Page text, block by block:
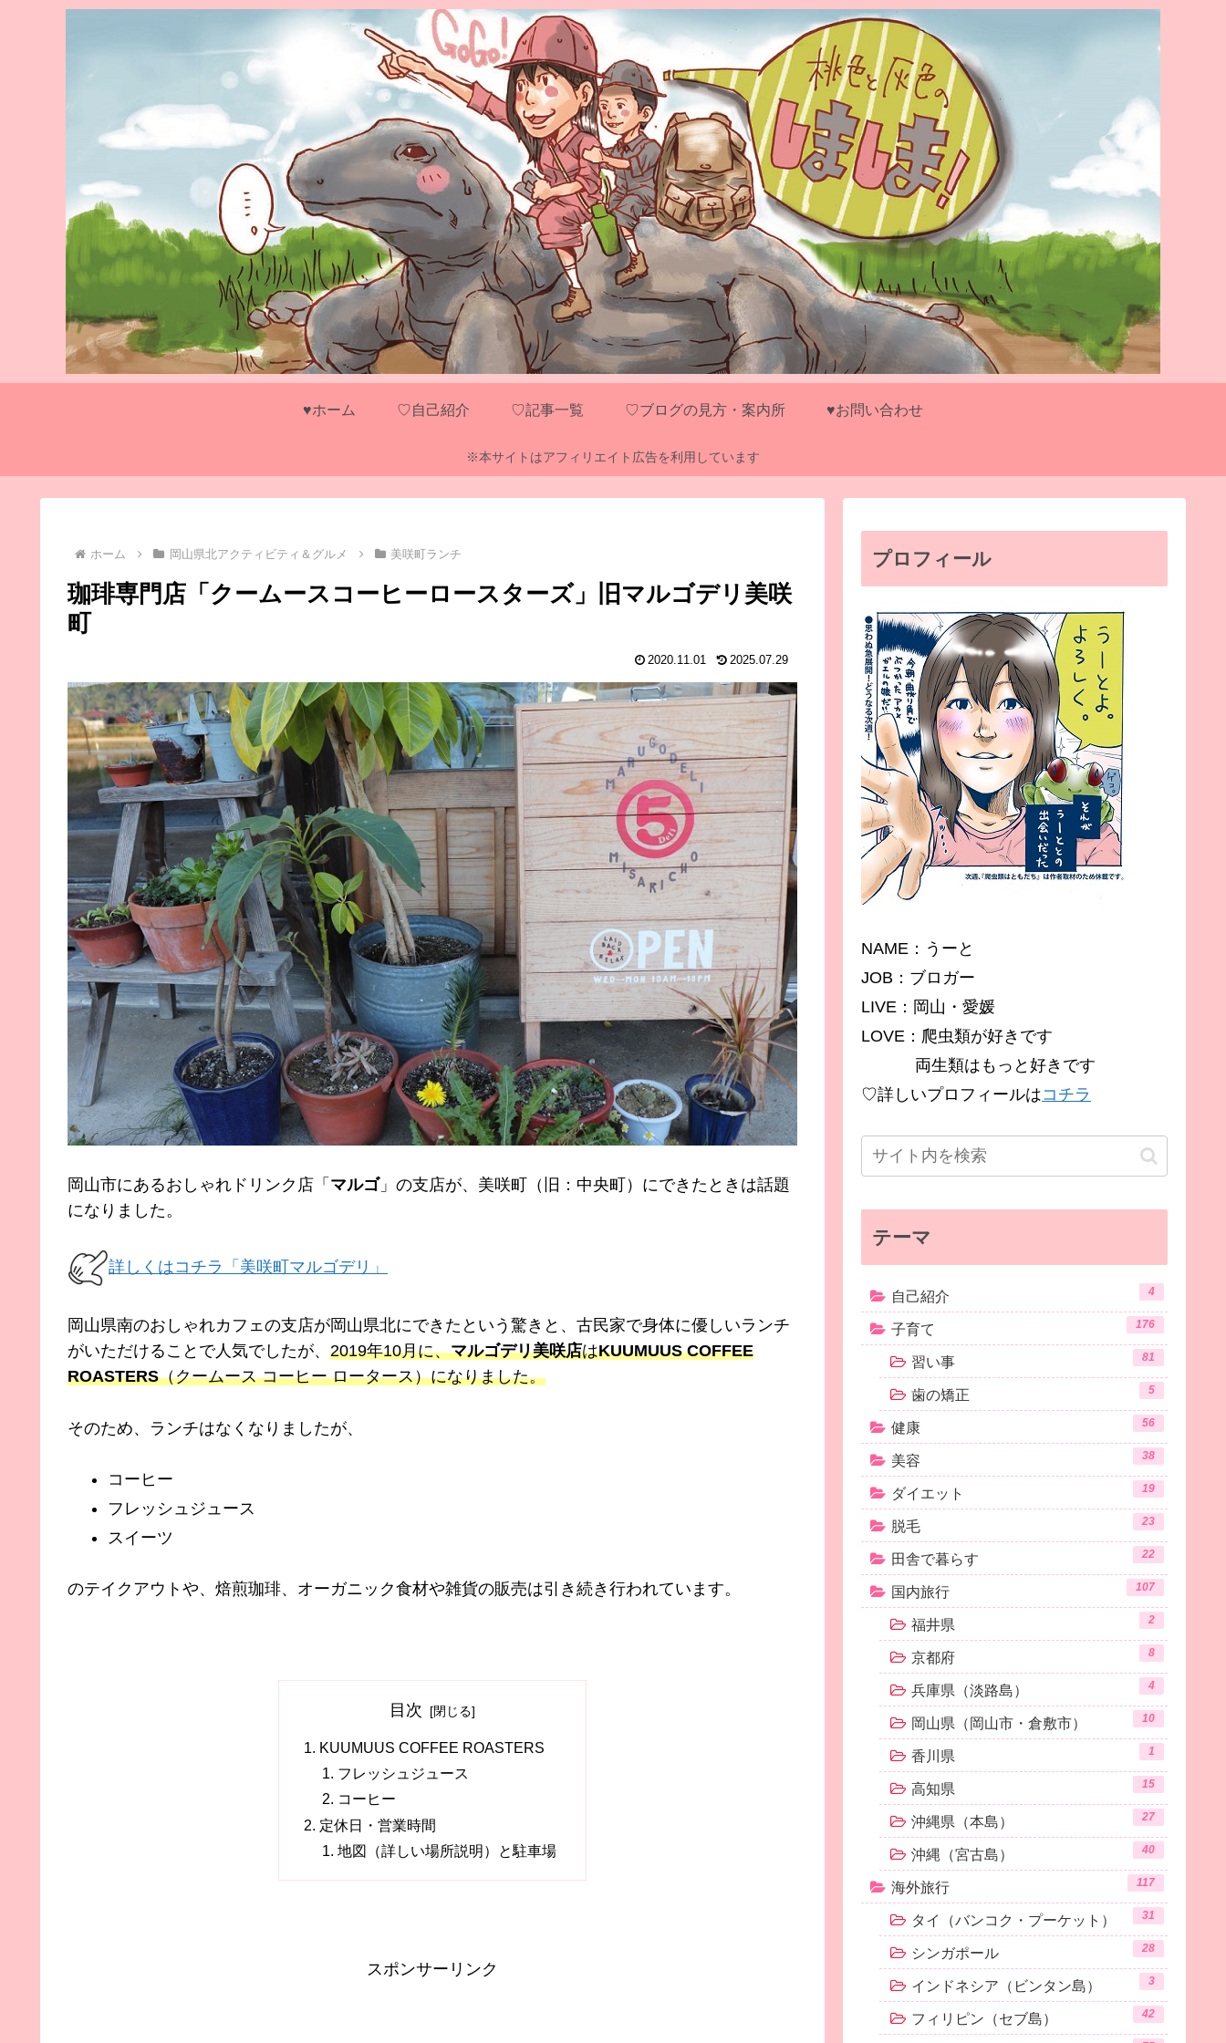
♥ホーム ♡自己紹介 ♡記事一覧 ♡ブログの見方・案内所 ♥お問い合わせ
※本サイトはアフィリエイト広告を利用しています
ホーム 岡山県北アクティビティ＆グルメ 美咲町ランチ
珈琲専門店「クームースコーヒーロースターズ」旧マルゴデリ美咲
町
2020.11.01 2025.07.29
岡山市にあるおしゃれドリンク店「 マルゴ」の支店が、美咲町（旧：中央町）にできたときは話題
になりました。
詳しくはコチラ「美咲町マルゴデリ」
岡山県南のおしゃれカフェの支店が岡山県北にできたという驚きと、古民家で身体に優しいランチ
がいただけることで人気でしたが、 2019年10月に、マルゴデリ美咲店はKUUMUUS COFFEE
ROASTERS（クームース コーヒー ロータース）になりました。
そのため、ランチはなくなりましたが、
コーヒー
フレッシュジュース
スイーツ
のテイクアウトや、焙煎珈琲、オーガニック食材や雑貨の販売は引き続き行われています。
目次
KUUMUUS COFFEE ROASTERS
フレッシュジュース
コーヒー
定休日・営業時間
地図（詳しい場所説明）と駐車場
スポンサーリンク
プロフィール
NAME：うーと
JOB：ブロガー
LIVE：岡山・愛媛
LOVE：爬虫類が好きです
両生類はもっと好きです
♡詳しいプロフィールはコチラ
テーマ
自己紹介 4
子育て 176
習い事 81
歯の矯正 5
健康 56
美容 38
ダイエット 19
脱毛 23
田舎で暮らす 22
国内旅行 107
福井県 2
京都府 8
兵庫県（淡路島） 4
岡山県（岡山市・倉敷市） 10
香川県 1
高知県 15
沖縄県（本島） 27
沖縄（宮古島） 40
海外旅行 117
タイ（バンコク・プーケット） 31
シンガポール 28
インドネシア（ビンタン島） 3
フィリピン（セブ島） 42